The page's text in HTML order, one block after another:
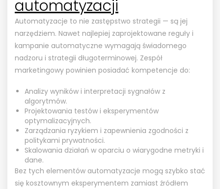
automatyzacji
Automatyzacje to nie zastępstwo strategii — są jej
narzędziem. Nawet najlepiej zaprojektowane reguły i
kampanie automatyczne wymagają świadomego
nadzoru i strategii długoterminowej. Zespół
marketingowy powinien posiadać kompetencje do:
Analizy wyników i interpretacji sygnałów z
algorytmów.
Projektowania testów i eksperymentów
optymalizacyjnych.
Zarządzania ryzykiem i zapewnienia zgodności z
politykami prywatności.
Skalowania działań w oparciu o wiarygodne metryki i
dane.
Bez tych elementów automatyzacje mogą szybko stać
się kosztownym eksperymentem zamiast źródłem